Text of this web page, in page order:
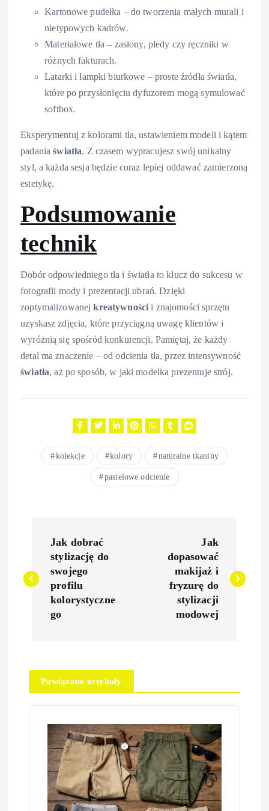
Kartonowe pudełka – do tworzenia małych murali i
nietypowych kadrów.
Materiałowe tła – zasłony, pledy czy ręczniki w
różnych fakturach.
Latarki i lampki biurkowe – proste źródła światła,
które po przysłonięciu dyfuzorem mogą symulować
softbox.
Eksperymentuj z kolorami tła, ustawieniem modeli i kątem
padaniaświatła. Z czasem wypracujesz swój unikalny
styl, a każda sesja będzie coraz lepiej oddawać zamierzoną
estetykę.
Podsumowanie
technik
Dobór odpowiedniego tła i światła to klucz do sukcesu w
fotografii mody i prezentacji ubrań. Dzięki
zoptymalizowanejkreatywności i znajomości sprzętu
uzyskasz zdjęcia, które przyciągną uwagę klientów i
wyróżnią się spośród konkurencji. Pamiętaj, że każdy
detal ma znaczenie – od odcienia tła, przez intensywność
światła, aż po sposób, w jaki modelka prezentuje strój.
kolekcje kolory naturalne tkaniny
pastelowe odcienie
w
a
c
Jak dobrać
stylizację do
swojego
profilu
kolorystyczne
go
Jak
dopasować
makijaż i
fryzurę do
stylizacji
modowej
Powiązane artykuły